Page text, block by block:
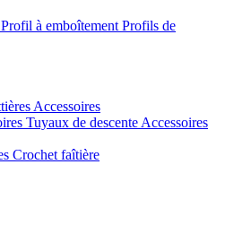
Profil à emboîtement Profils de
Accessoires
Tuyaux de descente Accessoires
Crochet faîtière